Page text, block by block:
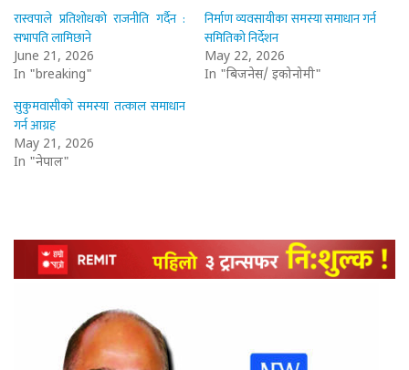
रास्वपाले प्रतिशोधको राजनीति गर्दैन :
सभापति लामिछाने
June 21, 2026
In "breaking"
निर्माण व्यवसायीका समस्या समाधान गर्न
समितिको निर्देशन
May 22, 2026
In "बिजनेस/ इकोनोमी"
सुकुमवासीको समस्या तत्काल समाधान
गर्न आग्रह
May 21, 2026
In "नेपाल"